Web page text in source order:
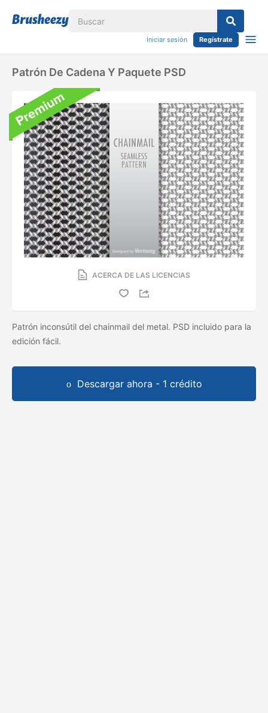
Iniciar sesión Regístrate
Patrón De Cadena Y Paquete PSD
ACERCA DE LAS LICENCIAS
Patrón inconsútil del chainmail del metal. PSD incluido para la
edición fácil.
Descargar ahora - 1 crédito